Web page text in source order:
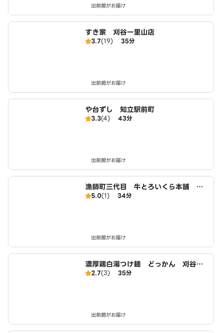
出前館がお届け
すき家 刈谷一里山店
3.7(19) 35分
出前館がお届け
や台ずし 知立駅前町
3.3(4) 43分
出前館がお届け
漁師町三代目 牛とろいくら本舗 刈
谷店
5.0(1) 34分
出前館がお届け
濃厚鶏白湯つけ麺 どっかん 刈谷北
口駅前店
2.7(3) 35分
出前館がお届け